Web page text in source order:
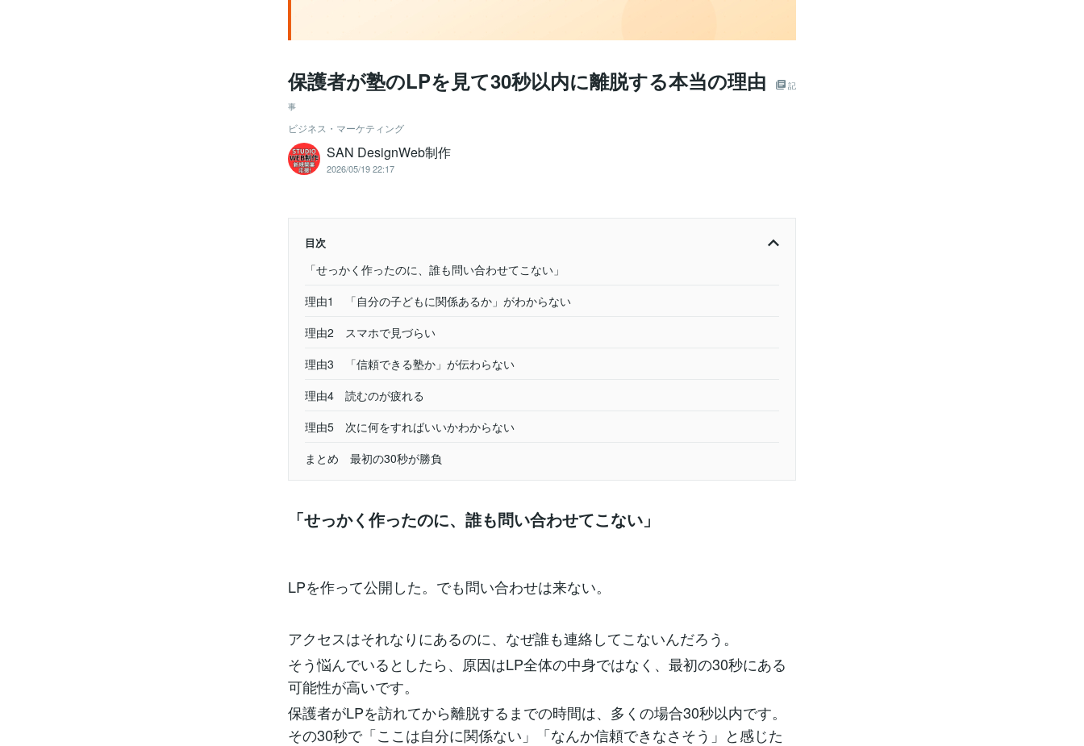
保護者が塾のLPを見て30秒以内に離脱する本当の理由
記
事
ビジネス・マーケティング
SAN DesignWeb制作
2026/05/19 22:17
目次
「せっかく作ったのに、誰も問い合わせてこない」
理由1 「自分の子どもに関係あるか」がわからない
理由2 スマホで見づらい
理由3 「信頼できる塾か」が伝わらない
理由4 読むのが疲れる
理由5 次に何をすればいいかわからない
まとめ 最初の30秒が勝負
「せっかく作ったのに、誰も問い合わせてこない」
LPを作って公開した。でも問い合わせは来ない。
アクセスはそれなりにあるのに、なぜ誰も連絡してこないんだろう。
そう悩んでいるとしたら、原因はLP全体の中身ではなく、最初の30秒にある
可能性が高いです。
保護者がLPを訪れてから離脱するまでの時間は、多くの場合30秒以内です。
その30秒で「ここは自分に関係ない」「なんか信頼できなさそう」と感じた